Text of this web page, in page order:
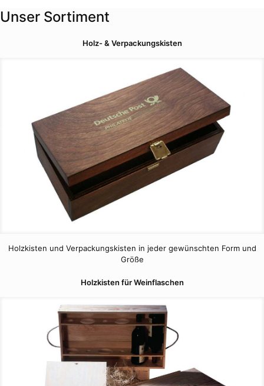
Unser Sortiment
Holz- & Verpackungskisten
Holzkisten und Verpackungskisten in jeder gewünschten Form und
Größe
Holzkisten für Weinflaschen